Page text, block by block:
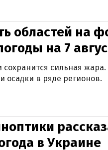
областей на
на 7
сохранится сильная
осадки в ряде регионов.
в Украине